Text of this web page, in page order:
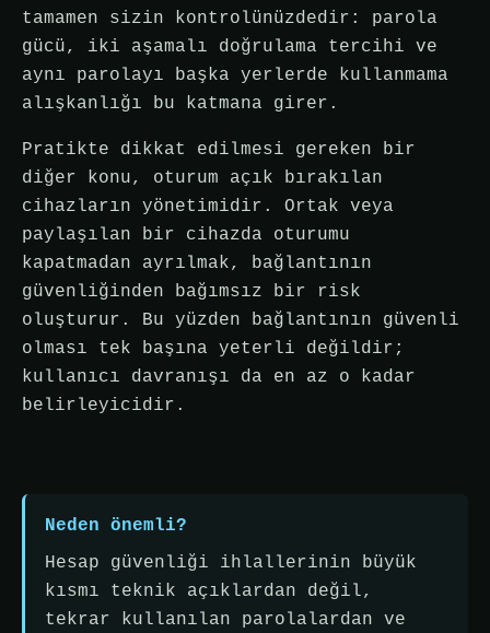
tamamen sizin kontrolünüzdedir: parola
gücü, iki aşamalı doğrulama tercihi ve
aynı parolayı başka yerlerde kullanmama
alışkanlığı bu katmana girer.
Pratikte dikkat edilmesi gereken bir
diğer konu, oturum açık bırakılan
cihazların yönetimidir. Ortak veya
paylaşılan bir cihazda oturumu
kapatmadan ayrılmak, bağlantının
güvenliğinden bağımsız bir risk
oluşturur. Bu yüzden bağlantının güvenli
olması tek başına yeterli değildir;
kullanıcı davranışı da en az o kadar
belirleyicidir.
Neden önemli?
Hesap güvenliği ihlallerinin büyük
kısmı teknik açıklardan değil,
tekrar kullanılan parolalardan ve